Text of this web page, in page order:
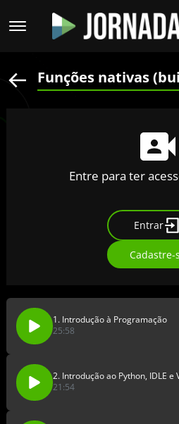
Funções nativas
Entre para ter
Entrar
Cadastre-
1. Introdução à Programação
25:58
2. Introdução ao Python, IDLE e
21:54